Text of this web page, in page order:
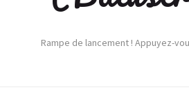
Rampe de lancement ! Appuyez-